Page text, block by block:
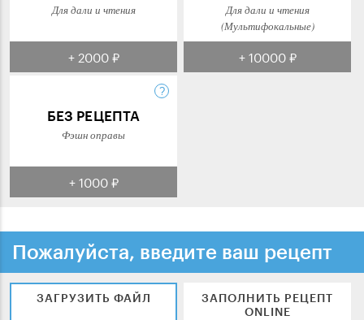
Для дали и чтения
+ 2000 ₽
Для дали и чтения
(Мультифокальные)
+ 10000 ₽
БЕЗ РЕЦЕПТА
Фэшн оправы
+ 1000 ₽
Пожалуйста, введите ваш рецепт
ЗАГРУЗИТЬ ФАЙЛ
ЗАПОЛНИТЬ РЕЦЕПТ
ONLINE